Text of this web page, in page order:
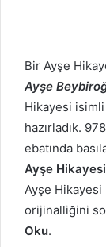
Bir Ayşe
Ayşe
Hikayesi isimli
hazırladık.
ebatında
Ayşe
Ayşe Hikayesi
orijinalliğini
Oku.